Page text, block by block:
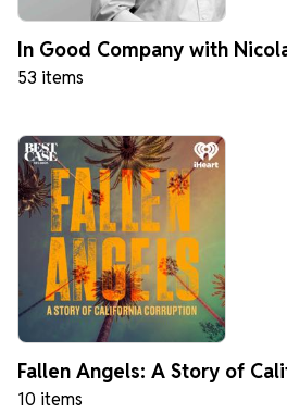
In Good Company with
53 items
Fallen Angels: A Story of
10 items